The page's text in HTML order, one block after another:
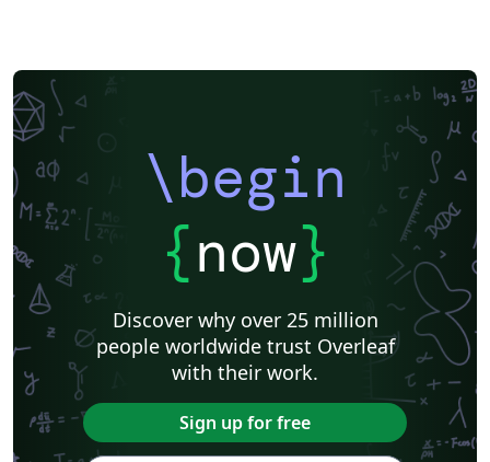
\begin
{now}
Discover why over 25 million
people worldwide trust Overleaf
with their work.
Sign up for free